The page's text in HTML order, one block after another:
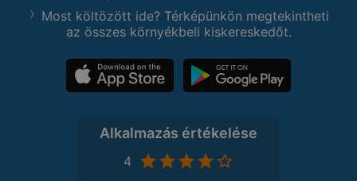
Most költözött ide? Térképünkön megtekintheti
az összes környékbeli kiskereskedőt.
Alkalmazás értékelése
4